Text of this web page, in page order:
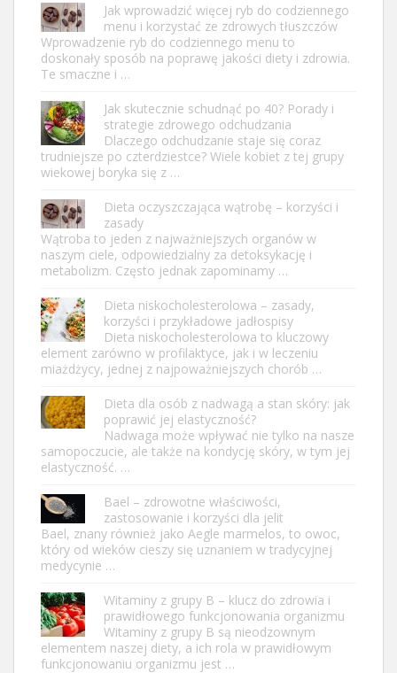
Jak wprowadzić więcej ryb do codziennego
menu i korzystać ze zdrowych tłuszczów
Wprowadzenie ryb do codziennego menu to
doskonały sposób na poprawę jakości diety i zdrowia.
Te smaczne i …
Jak skutecznie schudnąć po 40? Porady i
strategie zdrowego odchudzania
Dlaczego odchudzanie staje się coraz
trudniejsze po czterdziestce? Wiele kobiet z tej grupy
wiekowej boryka się z …
Dieta oczyszczająca wątrobę – korzyści i
zasady
Wątroba to jeden z najważniejszych organów w
naszym ciele, odpowiedzialny za detoksykację i
metabolizm. Często jednak zapominamy …
Dieta niskocholesterolowa – zasady,
korzyści i przykładowe jadłospisy
Dieta niskocholesterolowa to kluczowy
element zarówno w profilaktyce, jak i w leczeniu
miażdżycy, jednej z najpoważniejszych chorób …
Dieta dla osób z nadwagą a stan skóry: jak
poprawić jej elastyczność?
Nadwaga może wpływać nie tylko na nasze
samopoczucie, ale także na kondycję skóry, w tym jej
elastyczność. …
Bael – zdrowotne właściwości,
zastosowanie i korzyści dla jelit
Bael, znany również jako Aegle marmelos, to owoc,
który od wieków cieszy się uznaniem w tradycyjnej
medycynie …
Witaminy z grupy B – klucz do zdrowia i
prawidłowego funkcjonowania organizmu
Witaminy z grupy B są nieodzownym
elementem naszej diety, a ich rola w prawidłowym
funkcjonowaniu organizmu jest …